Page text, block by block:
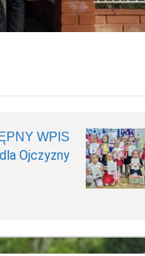
WPIS
Ojczyzny